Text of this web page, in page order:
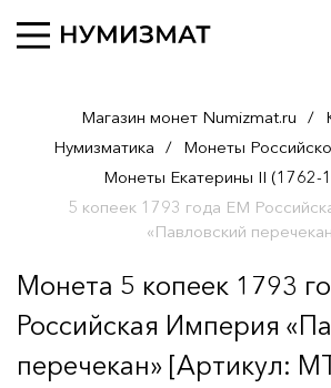
Магазин монет Numizmat.ru /
Нумизматика / Монеты
Монеты Екатерины II (1762-
5 копеек 1793 года ЕМ
«Павловский
Монета 5 копеек 1793
Российская Империя
перечекан» [Артикул: